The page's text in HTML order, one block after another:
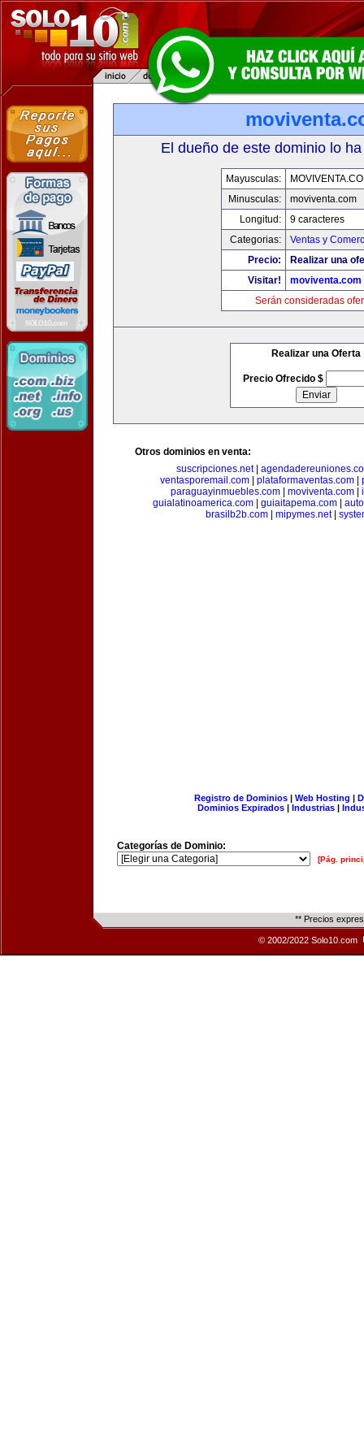
El dueño de este dominio lo
Mayusculas:
Minusculas:
moviventa.com
Longitud:
9 caracteres
Categorias:
Ventas y
Precio:
Realizar una
Visitar!
moviventa.com
Serán consideradas
Realizar una Oferta
Precio Ofrecido $
Otros dominios en venta:
suscripciones.net|
ventasporemail.com| plataformaventas.com|
paraguayinmuebles.com| moviventa.com|
guialatinoamerica.com
guiaitapema.com
brasilb2b.com| mipymes.net|
Registro de Dominios| Web Hosting |
Dominios Expirados | Industrias |
Categorías de Dominio:
[Pág.
** Precios
© 2002/2022 Solo10.com